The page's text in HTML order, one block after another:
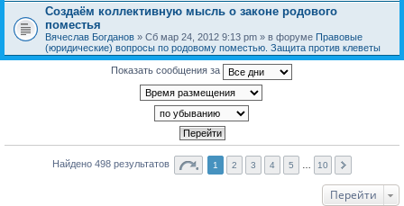
Создаём коллективную мысль о законе родового
поместья
Вячеслав Богданов » Сб мар 24, 2012 9:13 pm » в форуме Правовые
(юридические) вопросы по родовому поместью. Защита против клеветы
Показать сообщения за
Найдено 498 результатов 1 2 3 4 5 10
Перейти